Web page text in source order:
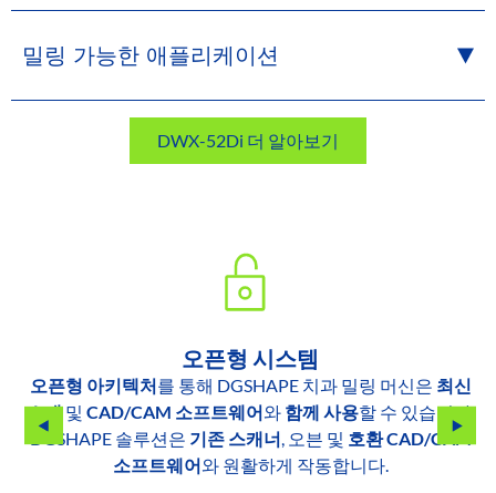
밀링 가능한 애플리케이션
DWX-52Di 더 알아보기
오픈형 시스템
오픈형 아키텍처를 통해 DGSHAPE 치과 밀링 머신은 최신
소재및 CAD/CAM 소프트웨어와 함께 사용할 수 있습니다.
DGSHAPE 솔루션은 기존 스캐너, 오븐 및 호환 CAD/CAM
소프트웨어와 원활하게 작동합니다.